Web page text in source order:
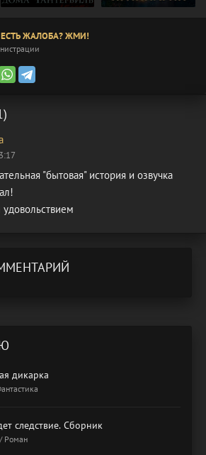
ЖАЛОБА? ЖМИ!
"бытовая" история и озвучка
дикарка
следствие. Сборник
Роман